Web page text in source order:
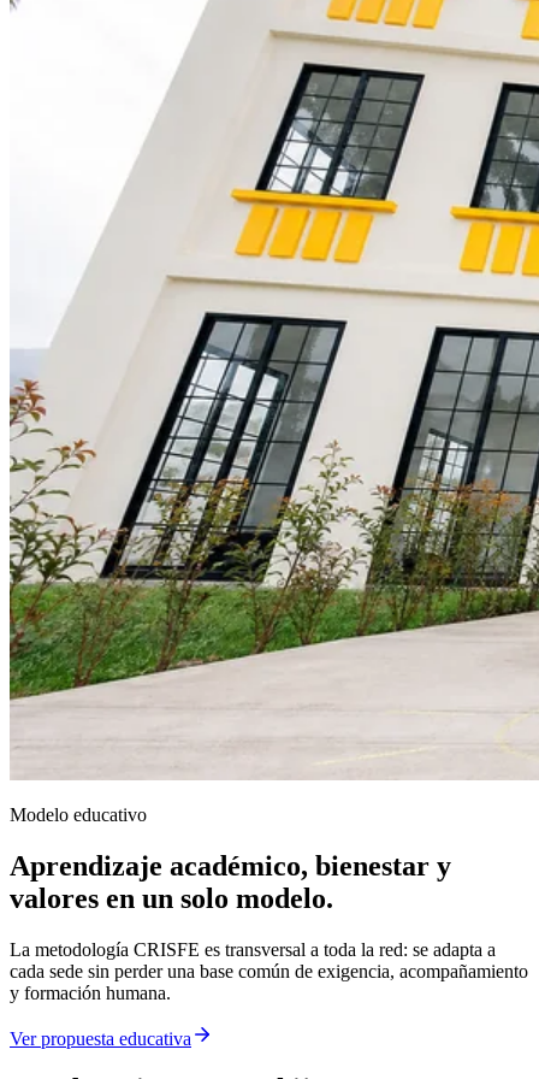
Modelo educativo
Aprendizaje académico, bienestar y
valores en un solo modelo.
La metodología CRISFE es transversal a toda la red: se adapta a
cada sede sin perder una base común de exigencia, acompañamiento
y formación humana.
Ver propuesta educativa